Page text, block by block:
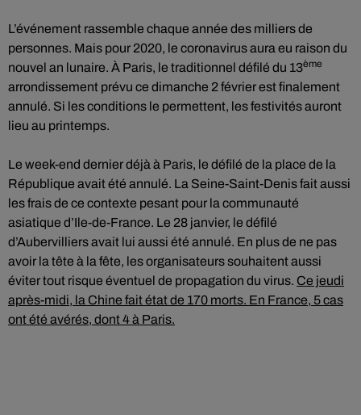
L’événement rassemble chaque année des milliers de
personnes. Mais pour 2020, le coronavirus aura eu raison du
nouvel an lunaire. À Paris, le traditionnel défilé du 13ème
arrondissement prévu ce dimanche 2 février est finalement
annulé. Si les conditions le permettent, les festivités auront
lieu au printemps.
Le week-end dernier déjà à Paris, le défilé de la place de la
République avait été annulé. La Seine-Saint-Denis fait aussi
les frais de ce contexte pesant pour la communauté
asiatique d’Ile-de-France. Le 28 janvier, le défilé
d’Aubervilliers avait lui aussi été annulé. En plus de ne pas
avoir la tête à la fête, les organisateurs souhaitent aussi
éviter tout risque éventuel de propagation du virus. Ce jeudi
après-midi, la Chine fait état de 170 morts. En France, 5 cas
ont été avérés, dont 4 à Paris.